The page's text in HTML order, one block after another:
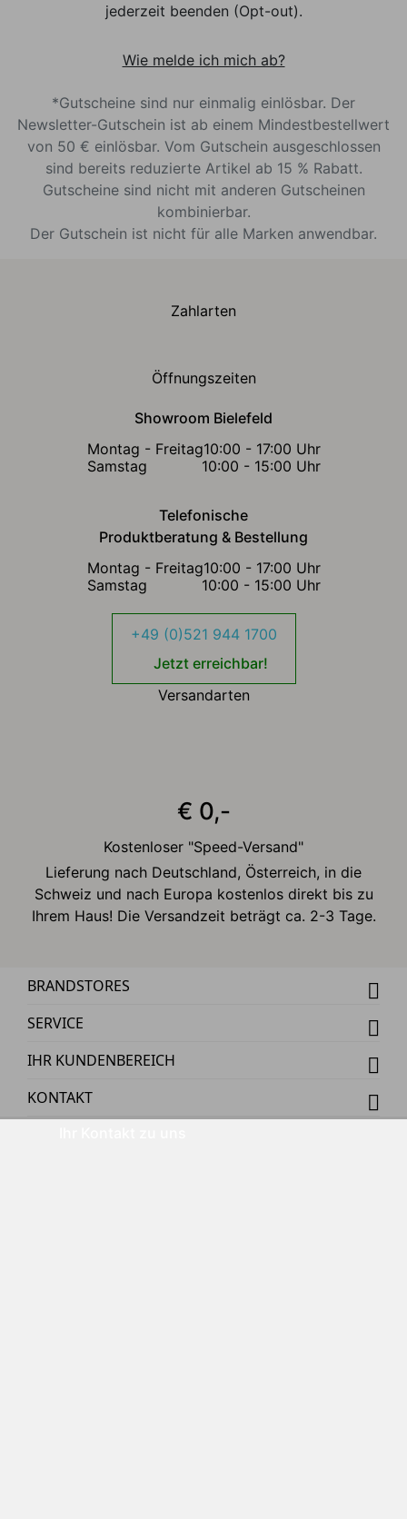
jederzeit beenden (Opt-out).
Wie melde ich mich ab?
*Gutscheine sind nur einmalig einlösbar. Der
Newsletter-Gutschein ist ab einem Mindestbestellwert
von 50 € einlösbar. Vom Gutschein ausgeschlossen
sind bereits reduzierte Artikel ab 15 % Rabatt.
Gutscheine sind nicht mit anderen Gutscheinen
kombinierbar.
Der Gutschein ist nicht für alle Marken anwendbar.
Zahlarten
Öffnungszeiten
Showroom Bielefeld
Montag - Freitag10:00 - 17:00 Uhr
Samstag
10:00 - 15:00 Uhr
Telefonische
Produktberatung & Bestellung
Montag - Freitag10:00 - 17:00 Uhr
Samstag
10:00 - 15:00 Uhr
+49 (0)521 944 1700
Jetzt erreichbar!
Versandarten
€ 0,-
Kostenloser "Speed-Versand"
Lieferung nach Deutschland, Österreich, in die
Schweiz und nach Europa kostenlos direkt bis zu
Ihrem Haus! Die Versandzeit beträgt ca. 2-3 Tage.
BRANDSTORES
SERVICE
IHR KUNDENBEREICH
KONTAKT